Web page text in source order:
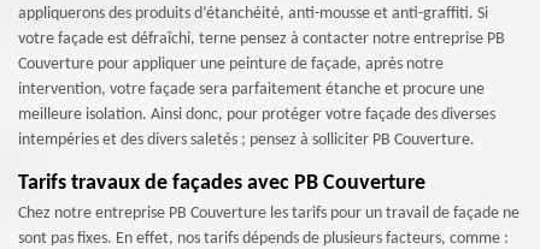
appliquerons des produits d’étanchéité, anti-mousse et anti-graffiti. Si
votre façade est défraîchi, terne pensez à contacter notre entreprise PB
Couverture pour appliquer une peinture de façade, après notre
intervention, votre façade sera parfaitement étanche et procure une
meilleure isolation. Ainsi donc, pour protéger votre façade des diverses
intempéries et des divers saletés ; pensez à solliciter PB Couverture.
Tarifs travaux de façades avec PB Couverture
Chez notre entreprise PB Couverture les tarifs pour un travail de façade ne
sont pas fixes. En effet, nos tarifs dépends de plusieurs facteurs, comme :